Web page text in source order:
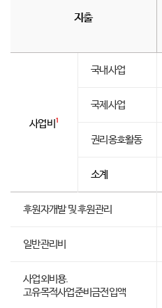
지출
사업비 1
국내사업
국제사업
권리옹호활동
소계
후원자개발 및 후원관리
일반관리비
사업외비용.
고유목적사업준비금전입액